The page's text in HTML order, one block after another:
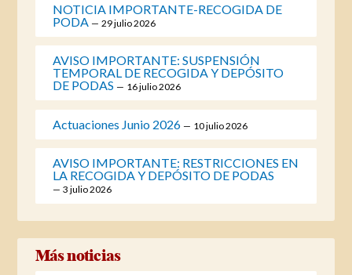
NOTICIA IMPORTANTE-RECOGIDA DE
PODA
29 julio 2026
AVISO IMPORTANTE: SUSPENSIÓN
TEMPORAL DE RECOGIDA Y DEPÓSITO
DE PODAS
16 julio 2026
Actuaciones Junio 2026 10 julio 2026
AVISO IMPORTANTE: RESTRICCIONES EN
LA RECOGIDA Y DEPÓSITO DE PODAS
3 julio 2026
Más noticias